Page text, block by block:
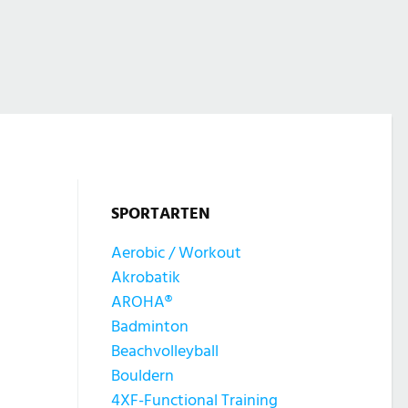
SPORTARTEN
Aerobic / Workout
Akrobatik
AROHA®
Badminton
Beachvolleyball
Bouldern
4XF-Functional Training